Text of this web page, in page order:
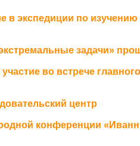
в экспедиции по
задачи»
во встрече
центр
конференции